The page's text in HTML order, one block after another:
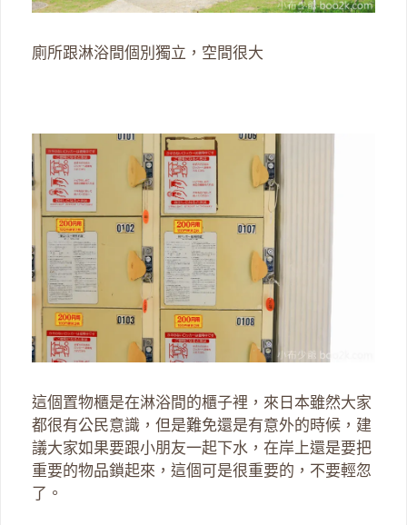
廁所跟淋浴間個別獨立，空間很大
這個置物櫃是在淋浴間的櫃子裡，來日本雖然大家
都很有公民意識，但是難免還是有意外的時候，建
議大家如果要跟小朋友一起下水，在岸上還是要把
重要的物品鎖起來，這個可是很重要的，不要輕忽
了。